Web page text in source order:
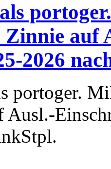
Zinnie auf
2026
portoger.
Ausl.-